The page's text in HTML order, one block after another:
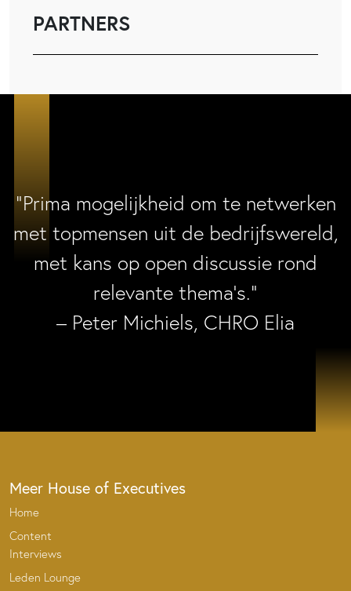
PARTNERS
“Prima mogelijkheid om te netwerken
met topmensen uit de bedrijfswereld,
met kans op open discussie rond
relevante thema’s.”
– Peter Michiels, CHRO Elia
Meer House of Executives
Home
Content
Interviews
Leden Lounge